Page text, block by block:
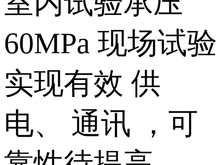
60MPa 现场试验
实现有效 供
电、 通讯 ，可